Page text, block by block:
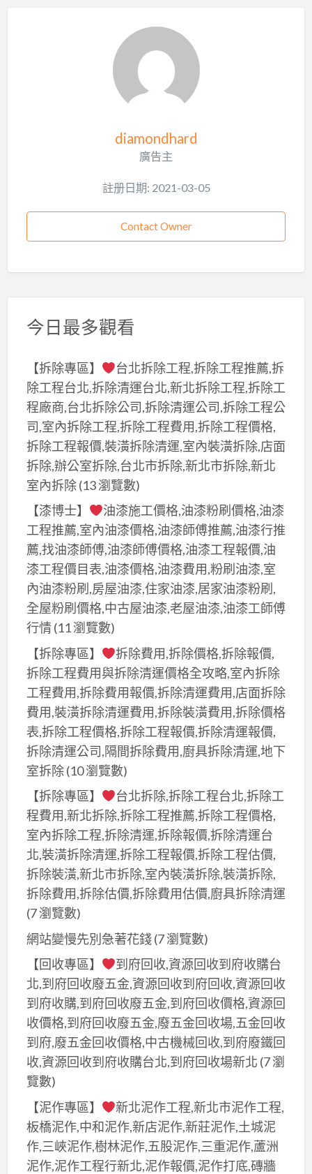
diamondhard
廣告主
註册日期: 2021-03-05
Contact Owner
今日最多觀看
【拆除專區】
台北拆除工程,拆除工程推薦,拆
除工程台北,拆除清運台北,新北拆除工程,拆除工
程廠商,台北拆除公司,拆除清運公司,拆除工程公
司,室內拆除工程,拆除工程費用,拆除工程價格,
拆除工程報價,裝潢拆除清運,室內裝潢拆除,店面
拆除,辦公室拆除,台北市拆除,新北市拆除,新北
室內拆除(13 瀏覽數)
【漆博士】
油漆施工價格,油漆粉刷價格,油漆
工程推薦,室內油漆價格,油漆師傅推薦,油漆行推
薦,找油漆師傅,油漆師傅價格,油漆工程報價,油
漆工程價目表,油漆價格,油漆費用,粉刷油漆,室
內油漆粉刷,房屋油漆,住家油漆,居家油漆粉刷,
全屋粉刷價格,中古屋油漆,老屋油漆,油漆工師傅
行情(11 瀏覽數)
【拆除專區】
拆除費用,拆除價格,拆除報價,
拆除工程費用與拆除清運價格全攻略,室內拆除
工程費用,拆除費用報價,拆除清運費用,店面拆除
費用,裝潢拆除清運費用,拆除裝潢費用,拆除價格
表,拆除工程價格,拆除工程報價,拆除清運報價,
拆除清運公司,隔間拆除費用,廚具拆除清運,地下
室拆除(10 瀏覽數)
【拆除專區】
台北拆除,拆除工程台北,拆除工
程費用,新北拆除,拆除工程推薦,拆除工程價格,
室內拆除工程,拆除清運,拆除報價,拆除清運台
北,裝潢拆除清運,拆除工程報價,拆除工程估價,
拆除裝潢,新北市拆除,室內裝潢拆除,裝潢拆除,
拆除費用,拆除估價,拆除費用估價,廚具拆除清運
(7 瀏覽數)
網站變慢先別急著花錢(7 瀏覽數)
【回收專區】
到府回收,資源回收到府收購台
北,到府回收廢五金,資源回收到府回收,資源回收
到府收購,到府回收廢五金,到府回收價格,資源回
收價格,到府回收廢五金,廢五金回收場,五金回收
到府,廢五金回收價格,中古機械回收,到府廢鐵回
收,資源回收到府收購台北,到府回收場新北 (7 瀏
覽數)
【泥作專區】
新北泥作工程,新北市泥作工程,
板橋泥作,中和泥作,新店泥作,新莊泥作,土城泥
作,三峽泥作,樹林泥作,五股泥作,三重泥作,蘆洲
泥作,泥作工程行新北,泥作報價,泥作打底,磚牆